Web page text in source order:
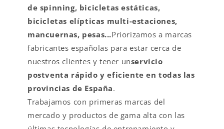
de spinning, bicicletas estáticas,
bicicletas elípticas multi-estaciones,
mancuernas, pesas...Priorizamos a marcas
fabricantes españolas para estar cerca de
nuestros clientes y tener unservicio
postventa rápido y eficiente en todas las
provincias de España.
Trabajamos con primeras marcas del
mercado y productos de gama alta con las